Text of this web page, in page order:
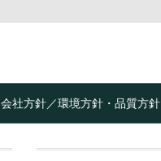
会社方針／環境方針・品質方針